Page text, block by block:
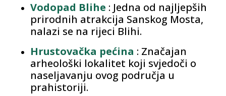
Vodopad Blihe : Jedna od najljepših
prirodnih atrakcija Sanskog Mosta,
nalazi se na rijeci Blihi.
Hrustovačka pećina : Značajan
arheološki lokalitet koji svjedoči o
naseljavanju ovog područja u
prahistoriji.